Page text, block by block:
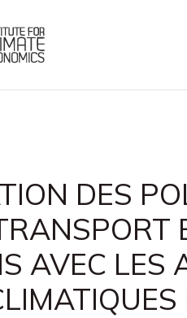
DES
AVEC LES